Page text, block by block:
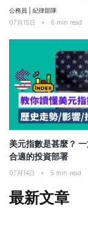
公務員
紀律部隊
07月15日
• 6 min read
美元指數是甚麼？
合適的投資部署
07月14日 • 5 min read
最新文章